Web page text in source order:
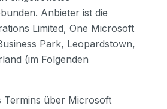
Anbieter ist die
Limited, One Microsoft
Park, Leopardstown,
(im Folgenden
Termins über Microsoft